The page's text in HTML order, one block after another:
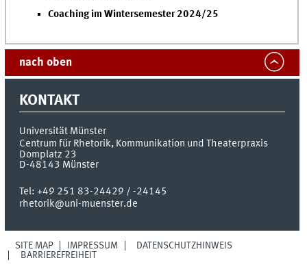
Coaching im Wintersemester 2024/25
nach oben
KONTAKT
Universität Münster
Centrum für Rhetorik, Kommunikation und Theaterpraxis
Domplatz 23
D-48143 Münster
Tel:+49 251 83-24429 / -24145
rhetorik@uni-muenster.de
SITE MAP IMPRESSUM
DATENSCHUTZHINWEIS
BARRIEREFREIHEIT